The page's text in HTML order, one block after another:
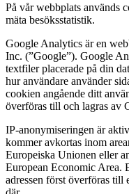
På vår webbplats används
mäta besöksstatistik.
Google Analytics är en
Inc. (”Google”). Google
textfiler placerade på din
hur användare använder
cookien angående ditt
överföras till och lagras av
IP-anonymiseringen är
kommer avkortas inom
Europeiska Unionen eller
European Economic Area.
adressen först överföras